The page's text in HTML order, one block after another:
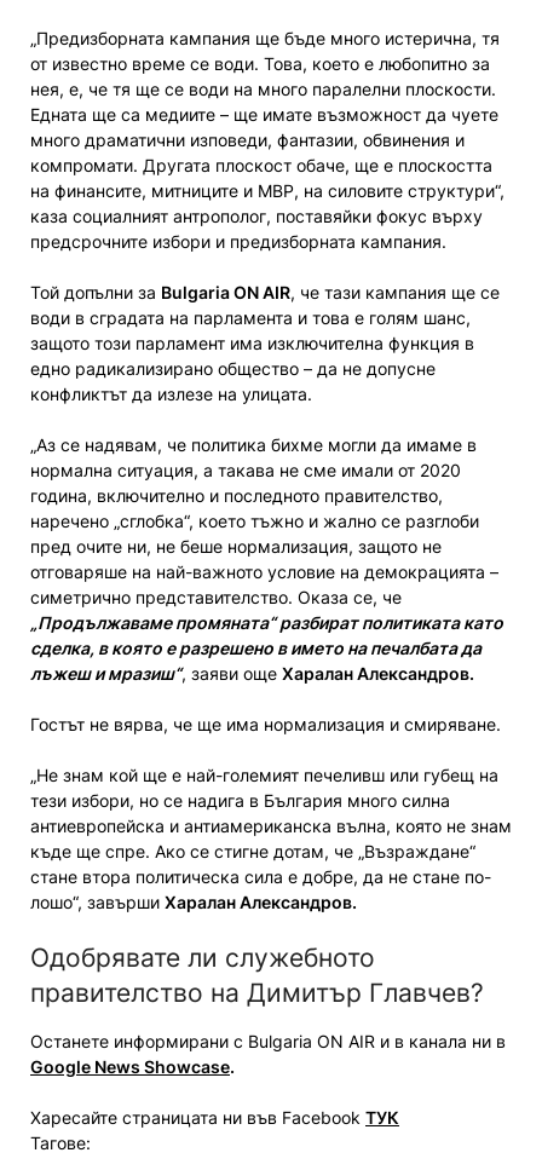
„Предизборната кампания ще бъде много истерична, тя
от известно време се води. Това, което е любопитно за
нея, е, че тя ще се води на много паралелни плоскости.
Едната ще са медиите – ще имате възможност да чуете
много драматични изповеди, фантазии, обвинения и
компромати. Другата плоскост обаче, ще е плоскостта
на финансите, митниците и МВР, на силовите структури“,
каза социалният антрополог, поставяйки фокус върху
предсрочните избори и предизборната кампания.
Той допълни за Bulgaria ON AIR, че тази кампания ще се
води в сградата на парламента и това е голям шанс,
защото този парламент има изключителна функция в
едно радикализирано общество – да не допусне
конфликтът да излезе на улицата.
„Аз се надявам, че политика бихме могли да имаме в
нормална ситуация, а такава не сме имали от 2020
година, включително и последното правителство,
наречено „сглобка“, което тъжно и жално се разглоби
пред очите ни, не беше нормализация, защото не
отговаряше на най-важното условие на демокрацията –
симетрично представителство. Оказа се, че
„Продължаваме промяната“ разбират политиката като
сделка, в която е разрешено в името на печалбата да
лъжеш и мразиш“, заяви още Харалан Александров.
Гостът не вярва, че ще има нормализация и смиряване.
„Не знам кой ще е най-големият печеливш или губещ на
тези избори, но се надига в България много силна
антиевропейска и антиамериканска вълна, която не знам
къде ще спре. Ако се стигне дотам, че „Възраждане“
стане втора политическа сила е добре, да не стане по-
лошо“, завърши Харалан Александров.
Одобрявате ли служебното
правителство на Димитър Главчев?
Останете информирани с Bulgaria ON AIR и в канала ни в
Google News Showcase.
Харесайте страницата ни във Facebook ТУК
Тагове: